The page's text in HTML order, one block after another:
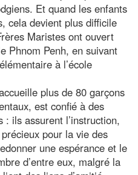
Et quand les enfants
cela devient plus difficile
Maristes ont ouvert
Phnom Penh, en suivant
à l’école
plus de 80 garçons
est confié à des
ils assurent l’instruction,
pour la vie des
une espérance et le
d’entre eux, malgré la